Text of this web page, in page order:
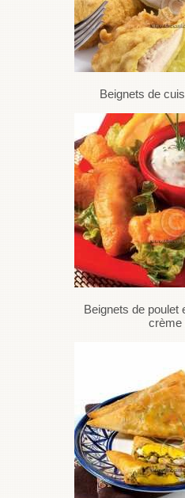
Beignets de
Beignets de poulet
crème